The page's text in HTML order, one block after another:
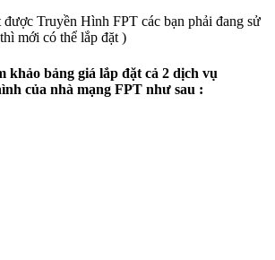
được Truyền Hình FPT các bạn phải đang sử
mới có thể lắp đặt )
khảo bảng giá lắp đặt cả 2 dịch vụ
của nhà mạng FPT như sau :